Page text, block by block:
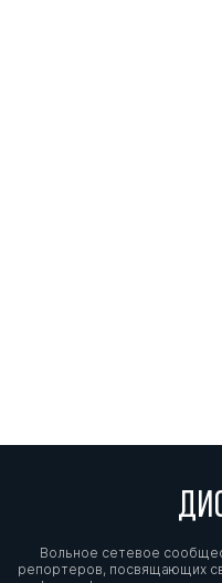
Вольное сетевое
репортеров, посвящающих